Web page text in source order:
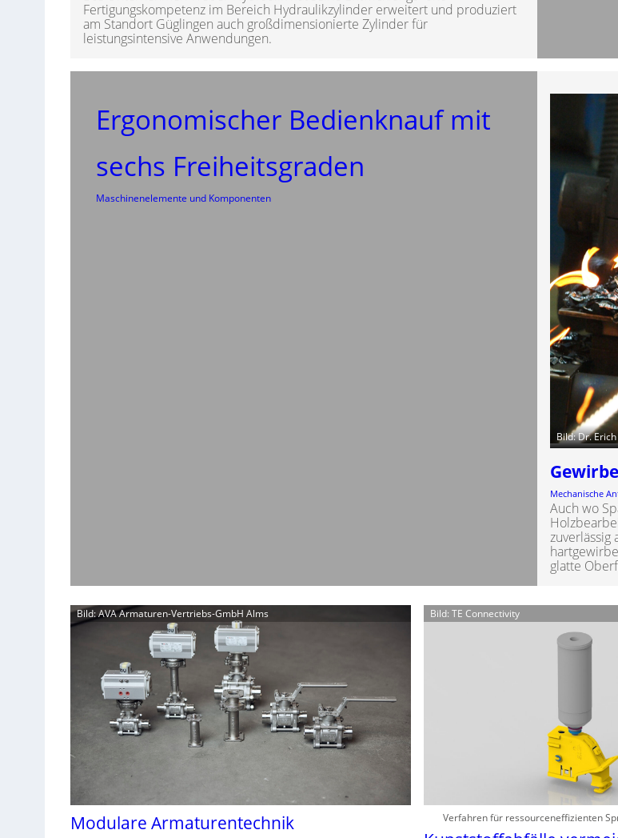
Fertigungskompetenz im Bereich Hydraulikzylinder erweitert und produziert
am Standort Güglingen auch großdimensionierte Zylinder für
leistungsintensive Anwendungen.
Ergonomischer Bedienknauf mit
sechs Freiheitsgraden
Maschinenelemente und Komponenten
Bild: Dr.
Mechanische
Auch wo
zuverlässig
glatte
Bild: AVA Armaturen-Vertriebs-GmbH Alms
Modulare Armaturentechnik
Bild: TE Connectivity
Verfahren für ressourceneffizienten